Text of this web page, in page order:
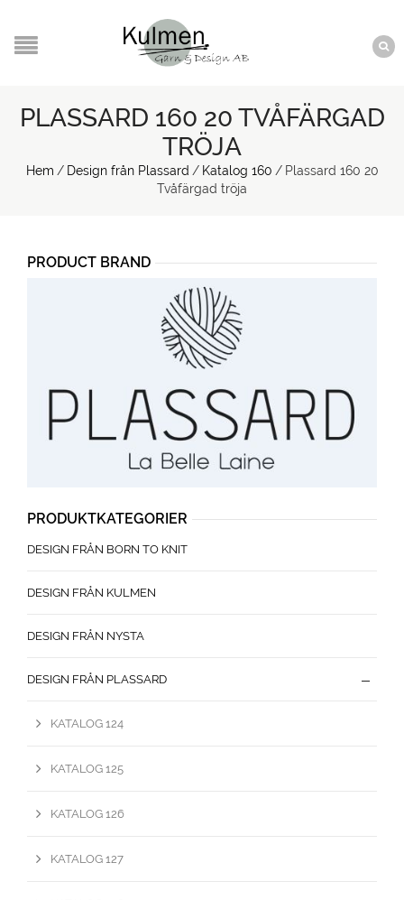
PLASSARD 160 20 TVÅFÄRGAD
TRÖJA
Hem / Design från Plassard / Katalog 160 / Plassard 160 20
Tvåfärgad tröja
PRODUCT BRAND
PRODUKTKATEGORIER
DESIGN FRÅN BORN TO KNIT
DESIGN FRÅN KULMEN
DESIGN FRÅN NYSTA
DESIGN FRÅN PLASSARD
KATALOG 124
KATALOG 125
KATALOG 126
KATALOG 127